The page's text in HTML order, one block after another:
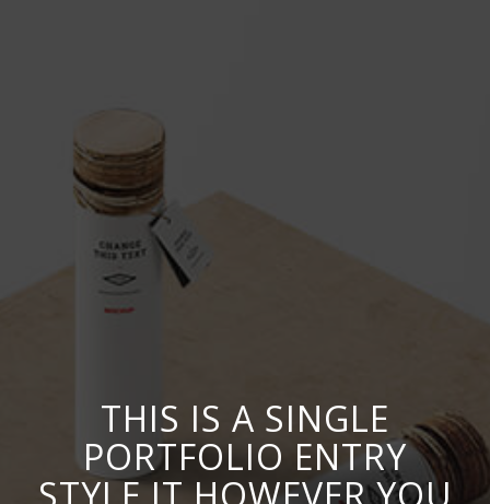
THIS IS A SINGLE
PORTFOLIO ENTRY